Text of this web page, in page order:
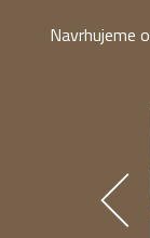
Navrhujeme